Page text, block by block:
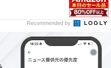
Recommended by